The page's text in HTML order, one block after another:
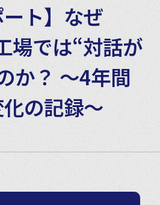
ート】なぜ
場では“対話が
か？ ～4年間
の記録～